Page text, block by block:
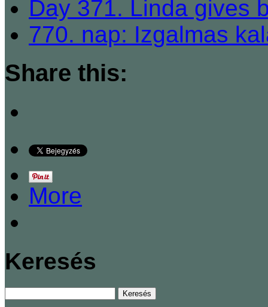
Day 371. Linda gives
770. nap: Izgalmas
Share this:
More
Keresés